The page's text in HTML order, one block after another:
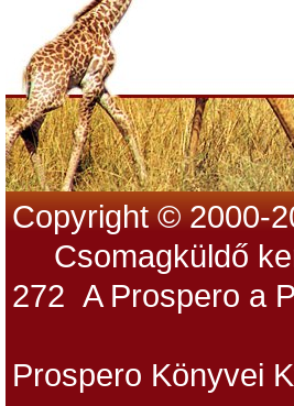
Copyright © 2000-
Csomagküldő
272 A Prospero a
Prospero Könyvei